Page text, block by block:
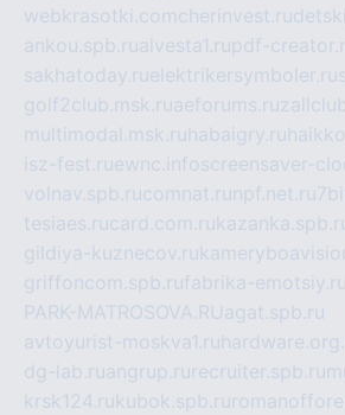
webkrasotki.comcherinvest.ru
ankou.spb.rualvesta1.rupdf-
sakhatoday.ruelektrikersymboler.ru
golf2club.msk.ruaeforums.ru
multimodal.msk.ru habaigry.ru
isz-fest.ruewnc.infoscreensaver-
volnav.spb.rucomnat.ru npf.net.ru
tesiaes.rucard.com.ru
gildiya-kuznecov.ru
griffoncom.spb.rufabrika-emotsiy.ru
PARK-MATROSOVA.RUagat.spb.ru
avtoyurist-moskva1.ru
dg-lab.ruangrup.ru recruiter.spb.ru
krsk124.rukubok.spb.ru